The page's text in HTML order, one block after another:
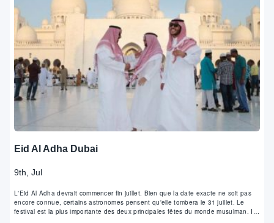
Eid Al Adha Dubai
9th, Jul
L'Eid Al Adha devrait commencer fin juillet. Bien que la date exacte ne soit pas
encore connue, certains astronomes pensent qu'elle tombera le 31 juillet. Le
festival est la plus importante des deux principales fêtes du monde musulman. Il